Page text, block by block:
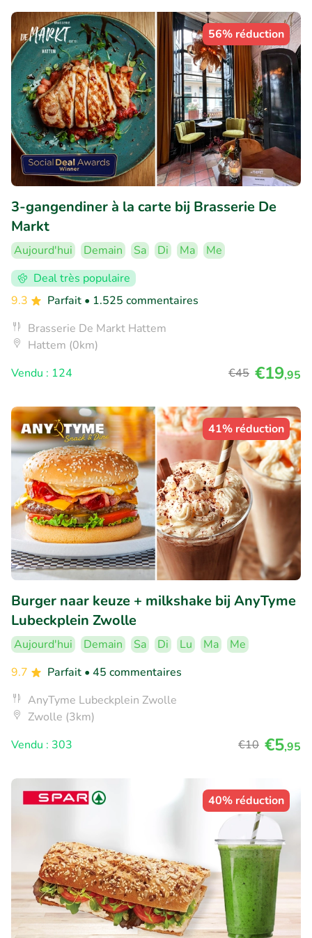
56% réduction
3-gangendiner à la carte bij Brasserie De
Markt
Aujourd'hui Demain Sa Di Ma
Me
Deal très populaire
9.3
Parfait • 1.525 commentaires
Brasserie De Markt Hattem
Hattem (0km)
Vendu : 124
€45 €19,95
41% réduction
Burger naar keuze + milkshake bij AnyTyme
Lubeckplein Zwolle
Aujourd'hui Demain Sa Di Lu Ma
Me
9.7
Parfait • 45 commentaires
AnyTyme Lubeckplein Zwolle
Zwolle (3km)
Vendu : 303
€10 €5,95
40% réduction